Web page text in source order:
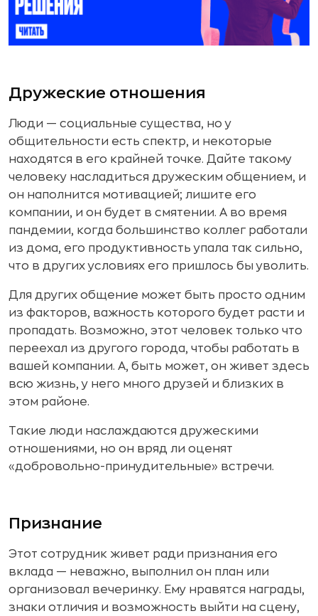
Дружеские отношения
Люди — социальные существа, но у
общительности есть спектр, и некоторые
находятся в его крайней точке. Дайте такому
человеку насладиться дружеским общением, и
он наполнится мотивацией; лишите его
компании, и он будет в смятении. А во время
пандемии, когда большинство коллег работали
из дома, его продуктивность упала так сильно,
что в других условиях его пришлось бы уволить.
Для других общение может быть просто одним
из факторов, важность которого будет расти и
пропадать. Возможно, этот человек только что
переехал из другого города, чтобы работать в
вашей компании. А, быть может, он живет здесь
всю жизнь, у него много друзей и близких в
этом районе.
Такие люди наслаждаются дружескими
отношениями, но он вряд ли оценят
«добровольно-принудительные» встречи.
Признание
Этот сотрудник живет ради признания его
вклада — неважно, выполнил он план или
организовал вечеринку. Ему нравятся награды,
знаки отличия и возможность выйти на сцену,